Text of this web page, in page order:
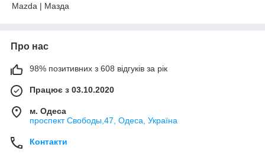
Mazda | Мазда
Про нас
98% позитивних з 608 відгуків за рік
Працює з 03.10.2020
м. Одеса
проспект Свободы,47, Одеса, Україна
Контакти